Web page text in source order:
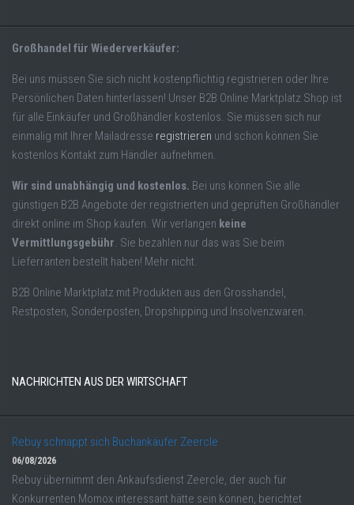
Großhandel für Wiederverkäufer:
Bei uns müssen Sie sich nicht kostenpflichtig registrieren oder Ihre
Persönlichen Daten hinterlassen! Unser B2B Online Marktplatz Shop ist
für alle Einkäufer und Großhändler kostenlos. Sie müssen sich nur
einmalig mit Ihrer Mailadresse registrieren und schon können Sie
kostenlos Kontakt zum Händler aufnehmen.
Wir sind unabhängig und kostenlos. Bei uns können Sie alle
günstigen B2B Angebote der registrierten und geprüften Großhändler
direkt online im Shop kaufen. Wir verlangen keine
Vermittlungsgebühr. Sie bezahlen nur das was Sie beim
Lieferranten bestellt haben! Mehr nicht.
B2B Online Marktplatz mit Produkten aus den Grosshandel,
Restposten, Sonderposten, Dropshipping und Insolvenzwaren.
NACHRICHTEN AUS DER WIRTSCHAFT
Rebuy schnappt sich Buchankäufer Zeercle
06/08/2026
Rebuy übernimmt den Ankaufsdienst Zeercle, der auch für
Konkurrenten Momox interessant hätte sein können, berichtet